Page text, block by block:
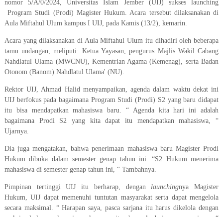
nomor 5/A/0/2024, Universitas Islam Jember (UIJ) sukses launching
Program Studi (Prodi) Magister Hukum. Acara tersebut dilaksanakan di
Aula Miftahul Ulum kampus I UIJ, pada Kamis (13/2), kemarin.
Acara yang dilaksanakan di Aula Miftahul Ulum itu dihadiri oleh beberapa
tamu undangan, meliputi: Ketua Yayasan, pengurus Majlis Wakil Cabang
Nahdlatul Ulama (MWCNU), Kementrian Agama (Kemenag), serta Badan
Otonom (Banom) Nahdlatul Ulama' (NU).
Rektor UIJ, Ahmad Halid menyampaikan, agenda dalam waktu dekat ini
UIJ berfokus pada bagaimana Program Studi (Prodi) S2 yang baru didapat
itu bisa mendapatkan mahasiswa baru. “ Agenda kita hari ini adalah
bagaimana Prodi S2 yang kita dapat itu mendapatkan mahasiswa, “
Ujarnya.
Dia juga mengatakan, bahwa penerimaan mahasiswa baru Magister Prodi
Hukum dibuka dalam semester genap tahun ini. “S2 Hukum menerima
mahasiswa di semester genap tahun ini, “ Tambahnya.
Pimpinan tertinggi UIJ itu berharap, denganlaunchingnya Magister
Hukum, UIJ dapat memenuhi tuntutan masyarakat serta dapat mengelola
secara maksimal. “ Harapan saya, pasca sarjana itu harus dikelola dengan